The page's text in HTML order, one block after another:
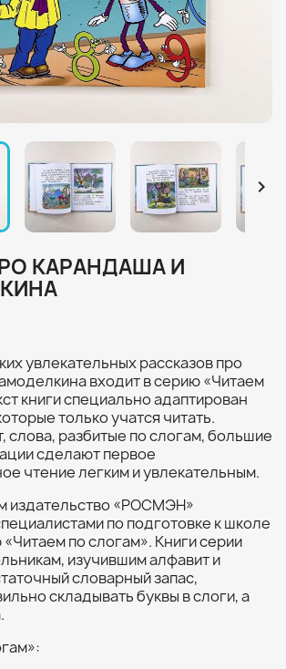

КАРАНДАША И
увлекательных рассказов про
входит в серию «Читаем
книги специально адаптирован
только учатся читать.
слова, разбитые по слогам, большие
сделают первое
чтение легким и увлекательным.
издательство «РОСМЭН»
по подготовке к школе
по слогам». Книги серии
изучившим алфавит и
словарный запас,
складывать буквы в слоги, а